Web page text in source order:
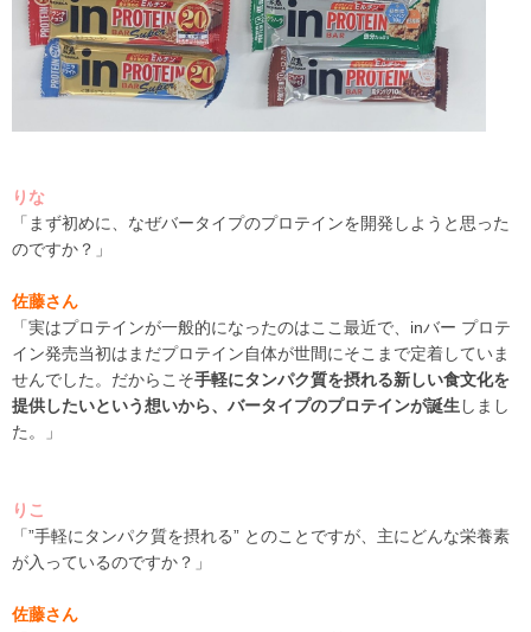
りな
「まず初めに、なぜバータイプのプロテインを開発しようと思った
のですか？」
佐藤さん
「実はプロテインが一般的になったのはここ最近で、 inバー プロテ
イン発売当初はまだプロテイン自体が世間にそこまで定着していま
せんでした。だからこそ手軽にタンパク質を摂れる新しい食文化を
提供したいという想いから、バータイプのプロテインが誕生 しまし
た。」
りこ
「”手軽にタンパク質を摂れる” とのことですが、主に どんな栄養素
が入っているのですか？」
佐藤さん